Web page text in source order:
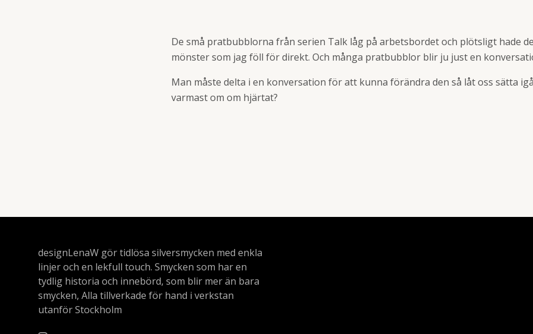
De små pratbubblorna från serien Talk låg på arbetsbordet och plötsligt hade
mönster som jag föll för direkt. Och många pratbubblor blir ju just en
Man måste delta i en konversation för att kunna förändra den så låt oss sätta
varmast om om hjärtat?
designLenaW gör tidlösa silversmycken med enkla
linjer och en lekfull touch. Smycken som har en
tydlig historia och innebörd, som blir mer än bara
smycken, Alla tillverkade för hand i verkstan
utanför Stockholm